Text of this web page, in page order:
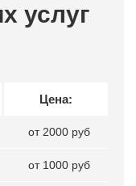
услуг
Цена:
от 2000 руб
от 1000 руб